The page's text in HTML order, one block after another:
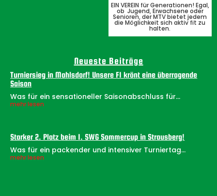
EIN VEREIN für Generationen! Egal,
ob Jugend, Erwachsene oder
Senioren, der MTV bietet jedem
die Möglichkeit sich aktiv fit zu
halten.
Neueste Beiträge
Turniersieg in Mahlsdorf! Unsere F1 krönt eine überragende
Saison
Was für ein sensationeller Saisonabschluss für...
mehr lesen
Starker 2. Platz beim 1. SWG Sommercup in Strausberg!
Was für ein packender und intensiver Turniertag...
mehr lesen